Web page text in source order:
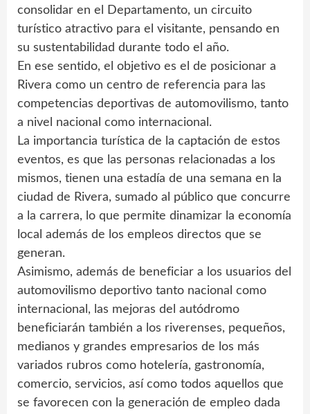
consolidar en el Departamento, un circuito
turístico atractivo para el visitante, pensando en
su sustentabilidad durante todo el año.
En ese sentido, el objetivo es el de posicionar a
Rivera como un centro de referencia para las
competencias deportivas de automovilismo, tanto
a nivel nacional como internacional.
La importancia turística de la captación de estos
eventos, es que las personas relacionadas a los
mismos, tienen una estadía de una semana en la
ciudad de Rivera, sumado al público que concurre
a la carrera, lo que permite dinamizar la economía
local además de los empleos directos que se
generan.
Asimismo, además de beneficiar a los usuarios del
automovilismo deportivo tanto nacional como
internacional, las mejoras del autódromo
beneficiarán también a los riverenses, pequeños,
medianos y grandes empresarios de los más
variados rubros como hotelería, gastronomía,
comercio, servicios, así como todos aquellos que
se favorecen con la generación de empleo dada